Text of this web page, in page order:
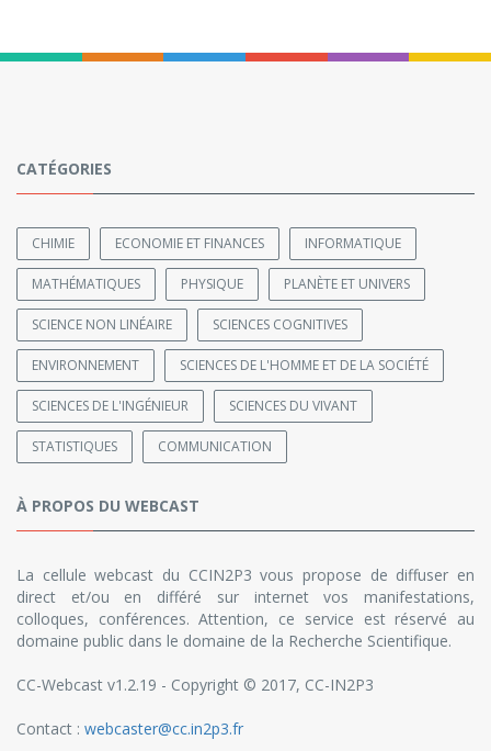
CATÉGORIES
CHIMIE ECONOMIE ET FINANCES INFORMATIQUE
MATHÉMATIQUES PHYSIQUE PLANÈTE ET UNIVERS
SCIENCE NON LINÉAIRE SCIENCES COGNITIVES
ENVIRONNEMENT SCIENCES DE L'HOMME ET DE LA SOCIÉTÉ
SCIENCES DE L'INGÉNIEUR SCIENCES DU VIVANT
STATISTIQUES COMMUNICATION
À PROPOS DU WEBCAST
La cellule webcast du CCIN2P3 vous propose de diffuser en
direct et/ou en différé sur internet vos manifestations,
colloques, conférences. Attention, ce service est réservé au
domaine public dans le domaine de la Recherche Scientifique.
CC-Webcast v1.2.19 - Copyright © 2017, CC-IN2P3
Contact : webcaster@cc.in2p3.fr